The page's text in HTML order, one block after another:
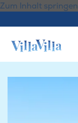
Zum Inhalt springen